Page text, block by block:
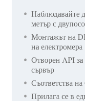
Наблюдавайте
метър с
Монтажът на
на електромера
Отворен API за
сървър
Съответства
Прилага се в